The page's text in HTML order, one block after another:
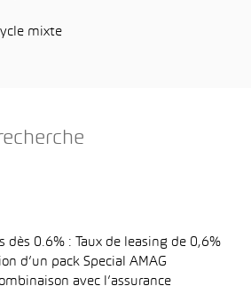
mixte
dès 0.6% : Taux de leasing de 0,6%
d’un pack Special AMAG
avec l’assurance